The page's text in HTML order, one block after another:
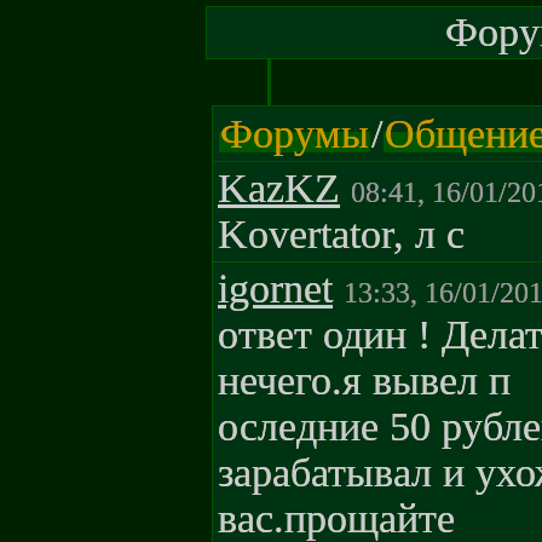
Форумы/
KazKZ 08:41, 16/01/
Kovertator, л с
igornet 13:33, 16/01/
ответ один !
нечего.я вывел п
оследние 50
зарабатывал и
вас.прощайте